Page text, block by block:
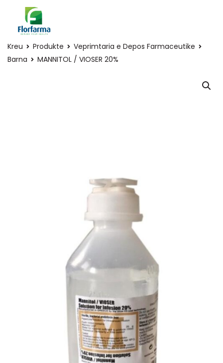
Kreu Produkte
Veprimtaria e Depos Farmaceutike
Barna
MANNITOL / VIOSER 20%